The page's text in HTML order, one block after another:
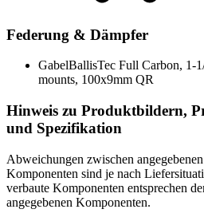
Federung & Dämpfer
GabelBallisTec Full Carbon, 1-
mounts, 100x9mm QR
Hinweis zu Produktbildern,
und Spezifikation
Abweichungen zwischen
Komponenten sind je nach
verbaute Komponenten entsprechen
angegebenen Komponenten.